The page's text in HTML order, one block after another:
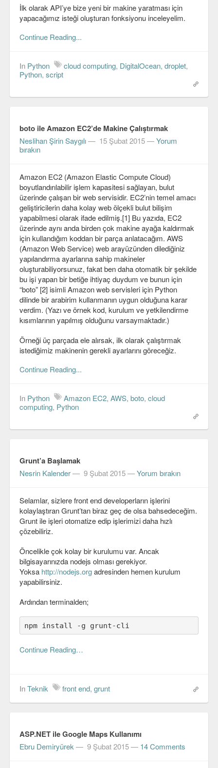
Bize yazın
Viki
İlk olarak API’ye bize yeni bir makine yaratması için
yapacağımız isteği oluşturan fonksiyonu inceleyelim.
Continue Reading...
In Python cloud computing, DigitalOcean, droplet,
Python, script
boto ile Amazon EC2’de Makine Çalıştırmak
Neslihan Şirin Saygılı— 15 Şubat 2015—Yorum
bırakın
Amazon EC2 (Amazon Elastic Compute Cloud)
boyutlandırılabilir işlem kapasitesi sağlayan, bulut
üzerinde çalışan bir web servisidir. EC2’nin temel amacı
geliştiricilerin daha kolay web ölçekli bulut bilişim
yapabilmesi olarak ifade edilmiş.[1] Bu yazıda, EC2
üzerinde aynı anda birden çok makine ayağa kaldırmak
için kullandığım koddan bir parça anlatacağım. AWS
(Amazon Web Service) web arayüzünden dilediğiniz
yapılandırma ayarlarına sahip makineler
oluşturabiliyorsunuz, fakat ben daha otomatik bir şekilde
bu işi yapan bir betiğe ihtiyaç duydum ve bunun için
“boto” [2] isimli Amazon web servisleri için Python
dilinde bir arabirim kullanmanın uygun olduğuna karar
verdim. (Yazı ve örnek kod, kurulum ve yetkilendirme
kısımlarının yapılmış olduğunu varsaymaktadır.)
Örneği üç parçada ele alırsak, ilk olarak çalıştırmak
istediğimiz makinenin gerekli ayarlarını göreceğiz.
Continue Reading...
In Python Amazon EC2, AWS, boto, cloud
computing, Python
Grunt’a Başlamak
Nesrin Kalender— 9 Şubat 2015—Yorum bırakın
Selamlar, sizlere front end developerların işlerini
kolaylaştıran Grunt’tan biraz geç de olsa bahsedeceğim.
Grunt ile işleri otomatize edip işlerimizi daha hızlı
çözebiliriz.
Öncelikle çok kolay bir kurulumu var. Ancak
bilgisayarınızda nodejs olması gerekiyor.
Yoksa http://nodejs.orgadresinden hemen kurulum
yapabilirsiniz.
Ardından terminalden;
npm install -g grunt-cli
Continue Reading…
InTeknik front end, grunt
ASP.NET ile Google Maps Kullanımı
Ebru Demiryürek— 9 Şubat 2015— 14 Comments